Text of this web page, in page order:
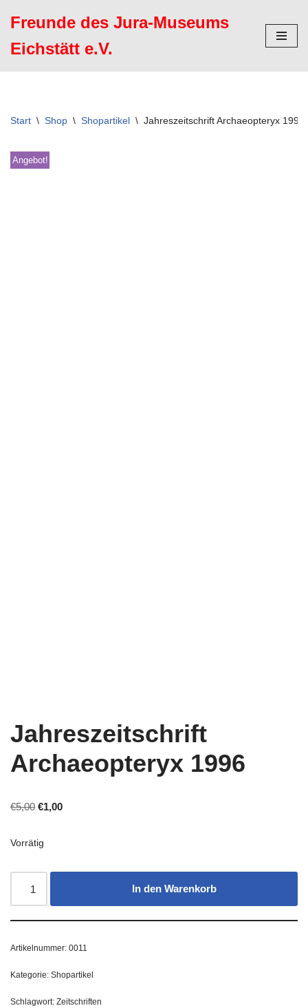
Inhalt
Freunde des Jura-Museums
Eichstätt e.V.
Start \ Shop \ Shopartikel \ Jahreszeitschrift Archaeopteryx 1996
Angebot!
Jahreszeitschrift
Archaeopteryx 1996
€5,00 €1,00
Vorrätig
In den Warenkorb
Artikelnummer: 0011
Kategorie: Shopartikel
Schlagwort: Zeitschriften